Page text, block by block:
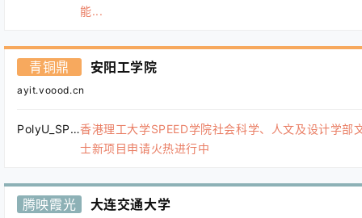
能...
青铜鼎 安阳工学院
ayit.voood.cn
PolyU_SPEED香港理工大学SPEED学院社会科学、人文及设计学部
士新项目申请火热进行中
腾映霞光 大连交通大学